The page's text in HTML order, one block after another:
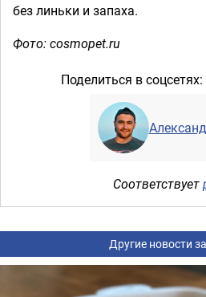
без линьки и запаха.
Фото: cosmopet.ru
Поделиться в соцсетях:
Соответствует
Другие новости